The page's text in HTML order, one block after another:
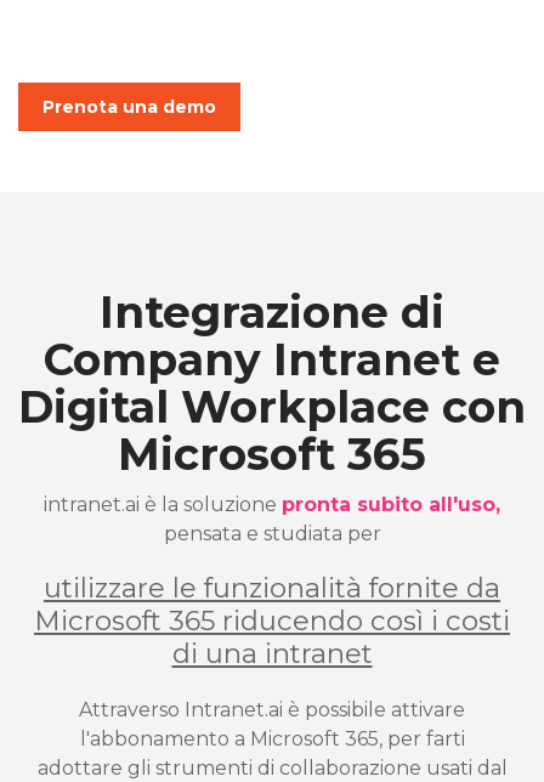
Prenota una demo
Integrazione di
Company Intranet e
Digital Workplace con
Microsoft 365
intranet.ai è la soluzione pronta subito all'uso,
pensata e studiata per
utilizzare le funzionalità fornite da
Microsoft 365 riducendo così i costi
di una intranet
Attraverso Intranet.ai è possibile attivare
l'abbonamento a Microsoft 365, per farti
adottare gli strumenti di collaborazione usati dal